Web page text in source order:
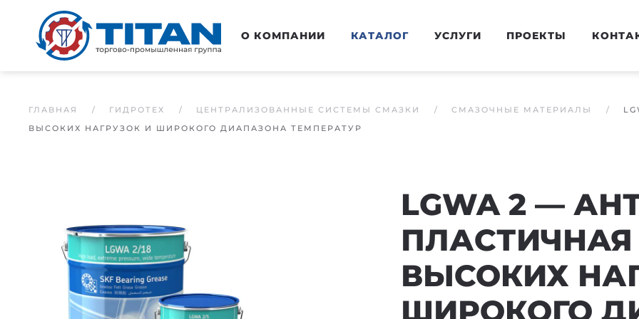
Перейти к основному содержанию О КОМПАНИИ КАТАЛОГ УСЛУГИ ПРОЕКТЫ
ГЛАВНАЯ ГИДРОТЕХ ЦЕНТРАЛИЗОВАННЫЕ СИСТЕМЫ СМАЗКИ СМАЗОЧНЫЕ МАТЕРИАЛЫ
ВЫСОКИХ НАГРУЗОК И ШИРОКОГО ДИАПАЗОНА ТЕМПЕРАТУР
LGWA 2 —
ВЫСОКИХ
ШИРОКОГО